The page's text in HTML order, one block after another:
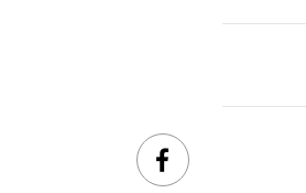
Facebook